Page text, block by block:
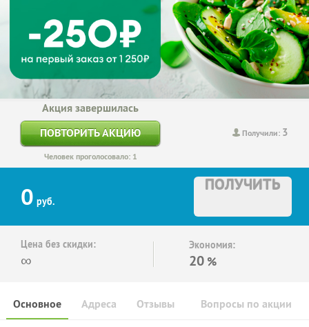
Получили: 3
Акция завершилась
ПОВТОРИТЬ АКЦИЮ
Человек проголосовало: 1
0 руб.
ПОЛУЧИТЬ
Цена без скидки:
∞
Экономия:
20 %
Основное Отзывы Вопросы по акции
Адреса